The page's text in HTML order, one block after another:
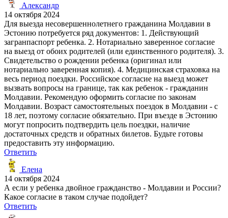
Александр
14 октября 2024
Для выезда несовершеннолетнего гражданина Молдавии в
Эстонию потребуется ряд документов: 1. Действующий
загранпаспорт ребенка. 2. Нотариально заверенное согласие
на выезд от обоих родителей (или единственного родителя). 3.
Свидетельство о рождении ребенка (оригинал или
нотариально заверенная копия). 4. Медицинская страховка на
весь период поездки. Российское согласие на выезд может
вызвать вопросы на границе, так как ребенок - гражданин
Молдавии. Рекомендую оформить согласие по законам
Молдавии. Возраст самостоятельных поездок в Молдавии - с
18 лет, поэтому согласие обязательно. При въезде в Эстонию
могут попросить подтвердить цель поездки, наличие
достаточных средств и обратных билетов. Будьте готовы
предоставить эту информацию.
Ответить
Елена
14 октября 2024
А если у ребенка двойное гражданство - Молдавии и России?
Какое согласие в таком случае подойдет?
Ответить